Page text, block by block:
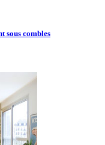
sous combles